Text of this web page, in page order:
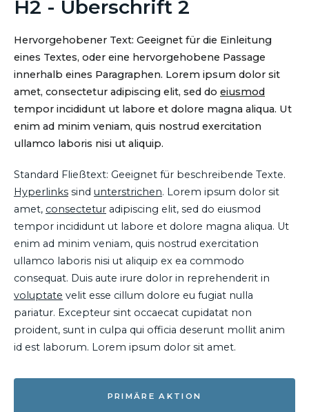
H2 - Überschrift 2
Hervorgehobener Text: Geeignet für die Einleitung
eines Textes, oder eine hervorgehobene Passage
innerhalb eines Paragraphen. Lorem ipsum dolor sit
amet, consectetur adipiscing elit, sed do eiusmod
tempor incididunt ut labore et dolore magna aliqua. Ut
enim ad minim veniam, quis nostrud exercitation
ullamco laboris nisi ut aliquip.
Standard Fließtext: Geeignet für beschreibende Texte.
Hyperlinks sind unterstrichen. Lorem ipsum dolor sit
amet, consectetur adipiscing elit, sed do eiusmod
tempor incididunt ut labore et dolore magna aliqua. Ut
enim ad minim veniam, quis nostrud exercitation
ullamco laboris nisi ut aliquip ex ea commodo
consequat. Duis aute irure dolor in reprehenderit in
voluptate velit esse cillum dolore eu fugiat nulla
pariatur. Excepteur sint occaecat cupidatat non
proident, sunt in culpa qui officia deserunt mollit anim
id est laborum. Lorem ipsum dolor sit amet.
PRIMÄRE AKTION